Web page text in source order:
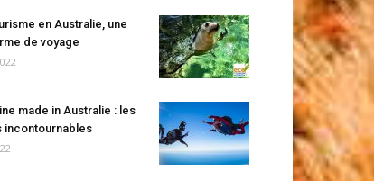
en Australie, une
de voyage
made in Australie : les
incontournables